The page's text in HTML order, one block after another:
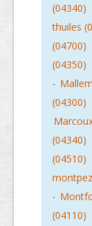
(04340)
thuiles
(04700)
(04350)
-
(04300)
(04340)
(04510)
-
(04110)